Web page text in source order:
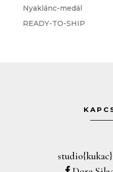
Nyaklánc-medál
READY-TO-SHIP